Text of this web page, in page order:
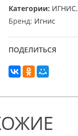
Категории: ИГНИС,
Бренд: Игнис
ПОДЕЛИТЬСЯ